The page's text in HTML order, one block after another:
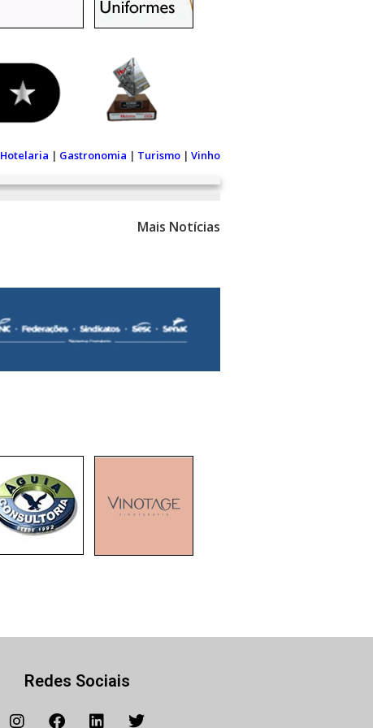
Hotelaria | Gastronomia | Turismo | Vinho
Mais Notícias
Redes Sociais